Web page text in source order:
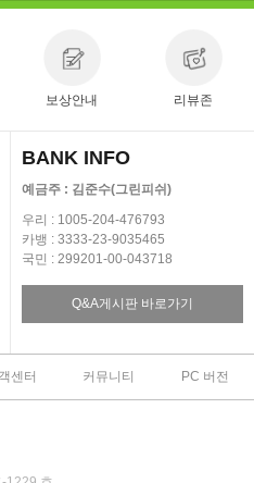
보상안내 리뷰존
BANK INFO
예금주 : 김준수(그린피쉬)
우리 : 1005-204-476793
카뱅 : 3333-23-9035465
국민 : 299201-00-043718
Q&A게시판 바로가기
센터 커뮤니티 PC 버전